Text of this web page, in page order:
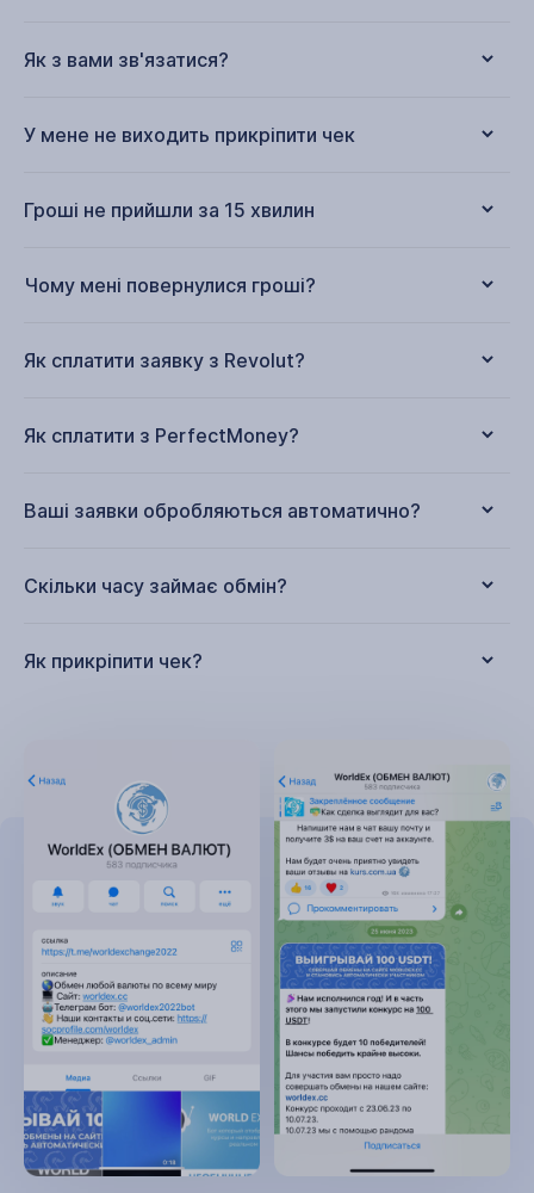
Як з вами зв'язатися?
У мене не виходить прикріпити чек
Гроші не прийшли за 15 хвилин
Чому мені повернулися гроші?
Як сплатити заявку з Revolut?
Як сплатити з PerfectMoney?
Ваші заявки обробляються автоматично?
Скільки часу займає обмін?
Як прикріпити чек?